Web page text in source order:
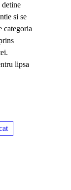
detine
si se
categoria
lipsa